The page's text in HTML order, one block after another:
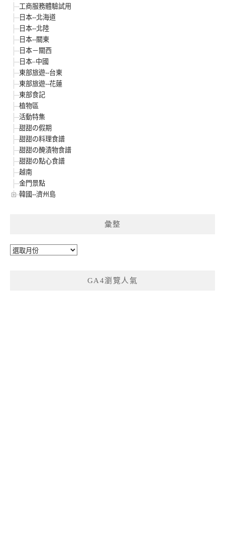
工商服務體驗試用
日本--北海道
日本--北陸
日本--關東
日本－關西
日本–中國
東部旅遊--台東
東部旅遊--花蓮
東部食記
植物區
活動特集
甜甜の假期
甜甜の料理食譜
甜甜の醃漬物食譜
甜甜の點心食譜
越南
金門景點
韓國--濟州島
彙整
彙
GA4瀏覽人氣